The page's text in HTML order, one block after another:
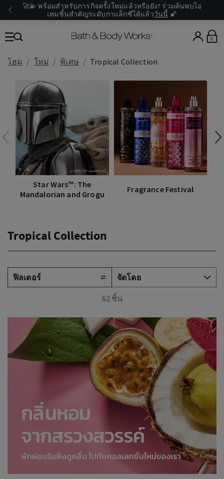
🚀💫 พร้อมสำหรับภารกิจครั้งใหม่แล้วหรือยัง? ร่วมค้นพบไอ
เทมชิ้นสำคัญระดับกาแล็กซีได้แล้ววันนี้ 🌠
0
โฮม ใหม่ พิเศษ Tropical Collection
Star Wars™: The
Mandalorian and Grogu
Fragrance Festival
Tropical Collection
ฟิลเตอร์
62 ชิ้น